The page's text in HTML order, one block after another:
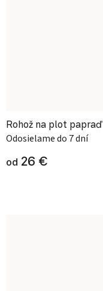
Rohož na plot papraď
Odosielame do 7 dní
od 26 €